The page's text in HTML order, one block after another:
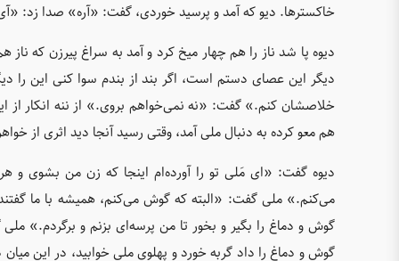
خاکسترها. دیو که آمد و پرسید خوردی، گفت: «آره» صدا زد:
دیوه پا شد ناز را هم چهار میخ کرد و آمد به سراغ پیرزن که
دیگر این عصای دستم است، اگر بند از بندم سوا کنی این را
خلاصشان کنم.» گفت: «نه نمی‌خواهم بروی.» از ننه انکار از
هم معو کرده به دنبال ملی آمد، وقتی رسید آنجا دید اثری از
دیوه گفت: «ای مَلی تو را آورده‌ام اینجا که زن من بشوی و
می‌کنم.» ملی گفت: «البته که گوش می‌کنم، همیشه با ما
گوش و دماغ را بگیر و بخور تا من پرسه‌ای بزنم و برگردم.»
گوش و دماغ را داد گربه خورد و پهلوی ملی خوابید، در این